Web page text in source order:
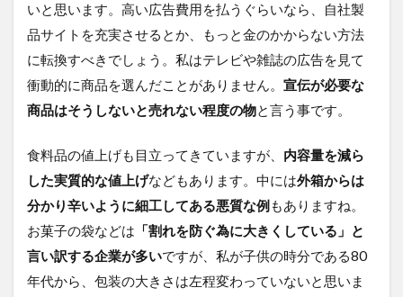
いと思います。高い広告費用を払うぐらいなら、自社製
品サイトを充実させるとか、もっと金のかからない方法
に転換すべきでしょう。私はテレビや雑誌の広告を見て
衝動的に商品を選んだことがありません。 宣伝が必要な
商品はそうしないと売れない程度の物と言う事です。
食料品の値上げも目立ってきていますが、 内容量を減ら
した実質的な値上げなどもあります。中には外箱からは
分かり辛いように細工してある悪質な例もありますね。
お菓子の袋などは 「割れを防ぐ為に大きくしている」と
言い訳する企業が多いですが、私が子供の時分である80
年代から、包装の大きさは左程変わっていないと思いま